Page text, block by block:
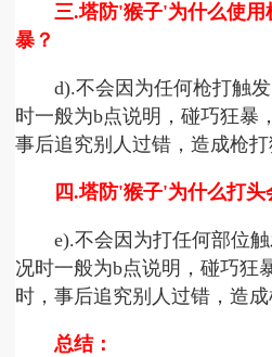
三.塔防'猴子'为什么使
暴？
d).不会因为任何枪打触
时一般为b点说明，碰巧狂暴
事后追究别人过错，造成枪
四.塔防'猴子'为什么打头
e).不会因为打任何部位
况时一般为b点说明，碰巧狂
时，事后追究别人过错，造
总结：